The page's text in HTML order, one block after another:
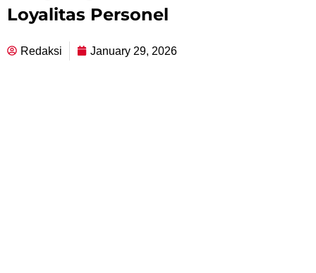
Loyalitas Personel
Redaksi January 29, 2026